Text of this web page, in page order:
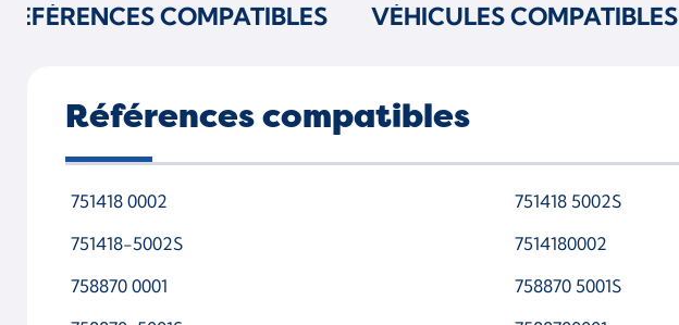
RÉFÉRENCES COMPATIBLES VÉHICULES COMPATIBLES
Références compatibles
751418 0002 751418 5002S
751418-5002S
7514180002
758870 0001
758870 5001S